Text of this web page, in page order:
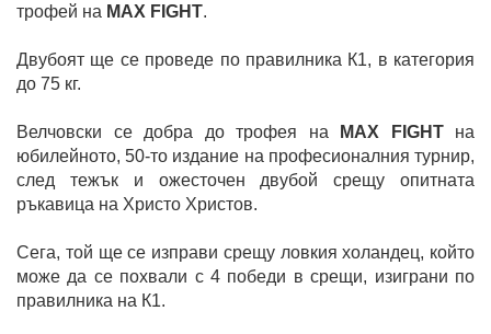
трофей на MAX FIGHT.
Двубоят ще се проведе по правилника К1, в категория
до 75 кг.
Велчовски се добра до трофея на MAX FIGHTна
юбилейното, 50-то издание на професионалния турнир,
след тежък и ожесточен двубой срещу опитната
ръкавица на Христо Христов.
Сега, той ще се изправи срещу ловкия холандец, който
може да се похвали с 4 победи в срещи, изиграни по
правилника на К1.